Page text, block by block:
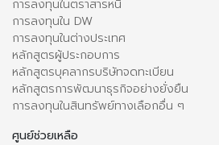
การลงทุนในตราสารหนี้
การลงทุนใน DW
การลงทุนในต่างประเทศ
หลักสูตรผู้ประกอบการ
หลักสูตรบุคลากรบริษัทจดทะเบียน
หลักสูตรการพัฒนาธุรกิจอย่างยั่งยืน
การลงทุนในสินทรัพย์ทางเลือกอื่น ๆ
ศูนย์ช่วยเหลือ